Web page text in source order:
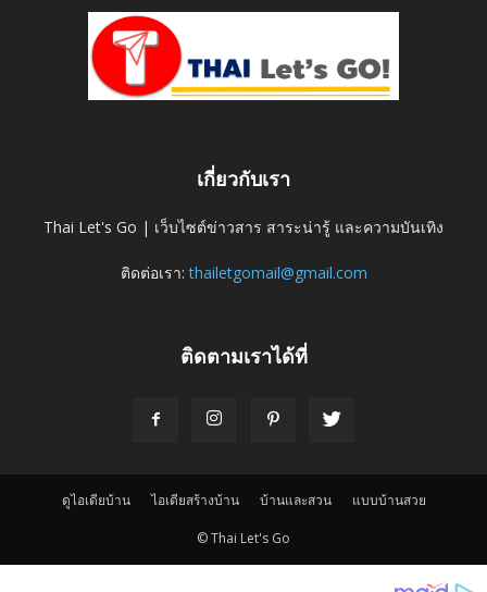
เกี่ยวกับเรา
Thai Let's Go | เว็บไซต์ข่าวสาร สาระน่ารู้ และความบันเทิง
ติดต่อเรา:thailetgomail@gmail.com
ติดตามเราได้ที่
ดูไอเดียบ้าน ไอเดียสร้างบ้าน บ้านและสวน แบบบ้านสวย
© Thai Let's Go